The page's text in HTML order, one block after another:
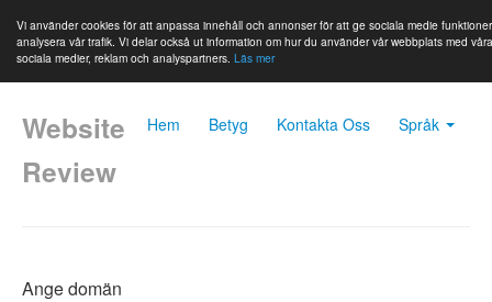
Vi använder cookies för att anpassa innehåll och annonser för att ge sociala medie
analysera vår trafik. Vi delar också ut information om hur du använder vår webbplats med våra
sociala medier, reklam och analyspartners. Läs mer
Hem Betyg Kontakta Oss Språk
Website
Review
Ange domän